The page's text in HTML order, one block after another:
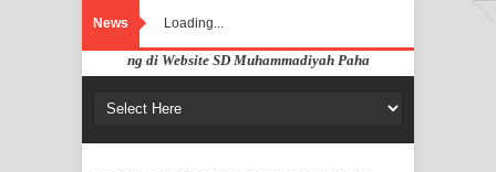
News Loading...
Datang di Website SD Muhammadiyah Pahandut Palangka Raya